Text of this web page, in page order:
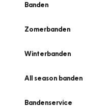
Banden
Zomerbanden
Winterbanden
All season banden
Bandenservice